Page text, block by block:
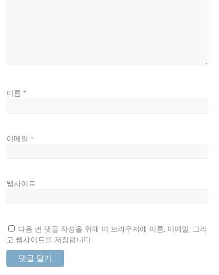
이름*
이메일*
웹사이트
다음 번 댓글 작성을 위해 이 브라우저에 이름, 이메일, 그리
고 웹사이트를 저장합니다.